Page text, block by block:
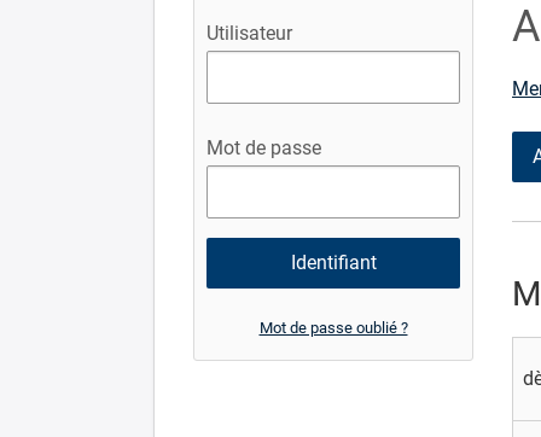
Utilisateur
Mot de passe
Mot de passe oublié ?